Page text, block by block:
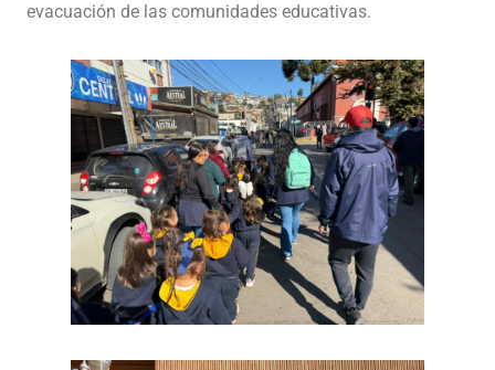
evacuación de las comunidades educativas.